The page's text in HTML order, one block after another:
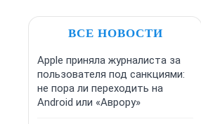
ВСЕ НОВОСТИ
Apple приняла журналиста за
пользователя под санкциями:
не пора ли переходить на
Android или «Аврору»